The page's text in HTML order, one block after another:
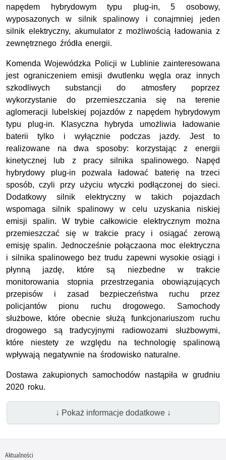
napędem hybrydowym typu plug-in, 5 osobowy,
wyposazonych w silnik spalinowy i conajmniej jeden
silnik elektryczny, akumulator z możliwością ładowania z
zewnętrznego źródła energii.
Komenda Wojewódzka Policji w Lublinie zainteresowana
jest ograniczeniem emisji dwutlenku węgla oraz innych
szkodliwych substancji do atmosfery poprzez
wykorzystanie do przemieszczania się na terenie
aglomeracji lubelskiej pojazdów z napędem hybrydowym
typu plug-in. Klasyczna hybryda umożliwia ładowanie
baterii tylko i wyłącznie podczas jazdy. Jest to
realizowane na dwa sposoby: korzystając z energii
kinetycznej lub z pracy silnika spalinowego. Napęd
hybrydowy plug-in pozwala ładować baterię na trzeci
sposób, czyli przy użyciu wtyczki podłączonej do sieci.
Dodatkowy silnik elektryczny w takich pojazdach
wspomaga silnik spalinowy w celu uzyskania niskiej
emisji spalin. W trybie całkowicie elektrycznym można
przemieszczać się w trakcie pracy i osiągać zerową
emisję spalin. Jednocześnie połączaona moc elektryczna
i silnika spalinowego bez trudu zapewni wysokie osiągi i
płynną jazdę, które są niezbedne w trakcie
monitorowania stopnia przestrzegania obowiązujących
przepisów i zasad bezpieczeństwa ruchu przez
policjantów pionu ruchu drogowego. Samochody
służbowe, które obecnie służą funkcjonariuszom ruchu
drogowego są tradycyjnymi radiowozami służbowymi,
które niestety ze względu na technologię spalinową
wpływają negatywnie na środowisko naturalne.
Dostawa zakupionych samochodów nastąpiła w grudniu
2020 roku.
↓ Pokaż informacje dodatkowe ↓
Aktualności